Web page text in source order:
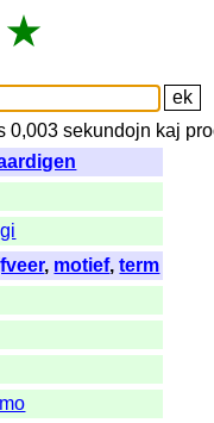
★
0,003sekundojn kaj
, motief,term